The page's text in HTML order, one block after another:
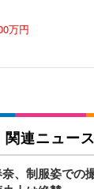
万円
関連ニュース
奈、制服姿での